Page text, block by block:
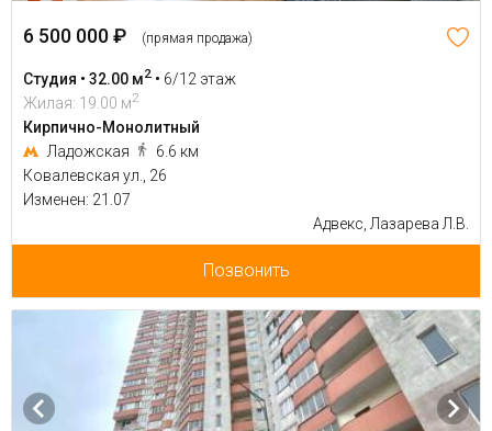
6 500 000 ₽ (прямая продажа)
Студия • 32.00 м2 • 6/12 этаж
Жилая: 19.00 м2
Кирпично-Монолитный
Ладожская
6.6 км
Ковалевская ул., 26
Изменен: 21.07
Адвекс, Лазарева Л.В.
Позвонить